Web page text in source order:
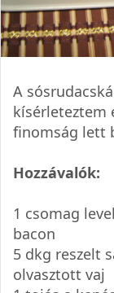
A
kísérleteztem
finomság lett
Hozzávalók:
1 csomag
bacon
5 dkg reszelt
olvasztott vaj